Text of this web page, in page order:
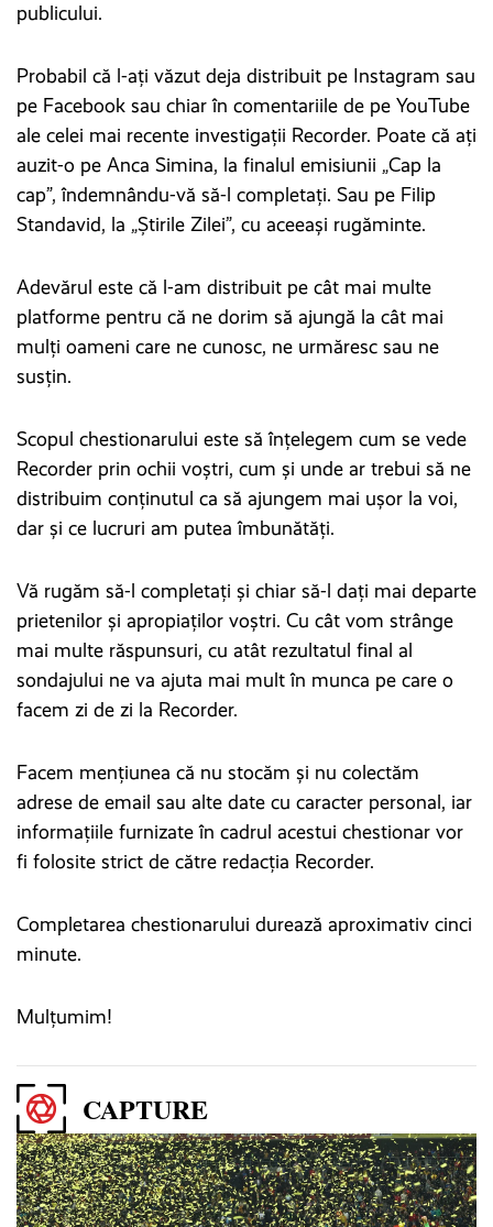
publicului.
Probabil că l-ați văzut deja distribuit pe Instagram sau
pe Facebook sau chiar în comentariile de pe YouTube
ale celei mai recente investigații Recorder. Poate că ați
auzit-o pe Anca Simina, la finalul emisiunii „Cap la
cap”, îndemnându-vă să-l completați. Sau pe Filip
Standavid, la „Știrile Zilei”, cu aceeași rugăminte.
Adevărul este că l-am distribuit pe cât mai multe
platforme pentru că ne dorim să ajungă la cât mai
mulți oameni care ne cunosc, ne urmăresc sau ne
susțin.
Scopul chestionarului este să înțelegem cum se vede
Recorder prin ochii voștri, cum și unde ar trebui să ne
distribuim conținutul ca să ajungem mai ușor la voi,
dar și ce lucruri am putea îmbunătăți.
Vă rugăm să-l completați și chiar să-l dați mai departe
prietenilor și apropiaților voștri. Cu cât vom strânge
mai multe răspunsuri, cu atât rezultatul final al
sondajului ne va ajuta mai mult în munca pe care o
facem zi de zi la Recorder.
Facem mențiunea că nu stocăm și nu colectăm
adrese de email sau alte date cu caracter personal, iar
informațiile furnizate în cadrul acestui chestionar vor
fi folosite strict de către redacția Recorder.
Completarea chestionarului durează aproximativ cinci
minute.
Mulțumim!
CAPTURE